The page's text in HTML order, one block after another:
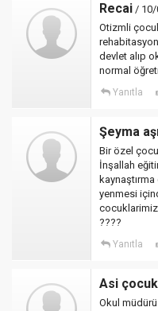
Recai / 10/
Otizmli
devlet alıp
normal
Yanıtla
Şeyma
Bir özel
İnşallah
yenmesi
????
Yanıtla
Asi
Okul